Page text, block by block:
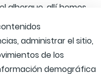
albergue, allí hemos
la naturaleza.
administrar el sitio,
de los
demográfica